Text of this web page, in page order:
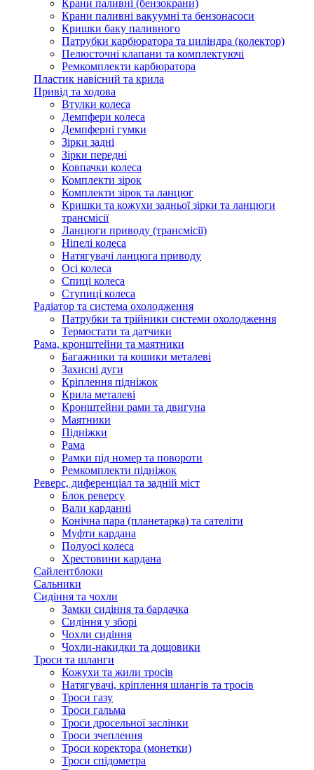
Крани паливні (бензокрани)
Крани паливні вакуумні та бензонасоси
Кришки баку паливного
Патрубки карбюратора та циліндра (колектор)
Пелюсточні клапани та комплектуючі
Ремкомплекти карбюратора
Пластик навісний та крила
Привід та ходова
Втулки колеса
Демпфери колеса
Демпферні гумки
Зірки задні
Зірки передні
Ковпачки колеса
Комплекти зірок
Комплекти зірок та ланцюг
Кришки та кожухи задньої зірки та ланцюги
трансмісії
Ланцюги приводу (трансмісії)
Ніпелі колеса
Натягувачі ланцюга приводу
Осі колеса
Спиці колеса
Ступиці колеса
Радіатор та система охолодження
Патрубки та трійники системи охолодження
Термостати та датчики
Рама, кронштейни та маятники
Багажники та кошики металеві
Захисні дуги
Кріплення підніжок
Крила металеві
Кронштейни рами та двигуна
Маятники
Підніжки
Рама
Рамки під номер та повороти
Ремкомплекти підніжок
Реверс, диференціал та задній міст
Блок реверсу
Вали карданні
Конічна пара (планетарка) та сателіти
Муфти кардана
Полуосі колеса
Хрестовини кардана
Сайлентблоки
Сальники
Сидіння та чохли
Замки сидіння та бардачка
Сидіння у зборі
Чохли сидіння
Чохли-накидки та дощовики
Троси та шланги
Кожухи та жили тросів
Натягувачі, кріплення шлангів та тросів
Троси газу
Троси гальма
Троси дросельної заслінки
Троси зчеплення
Троси коректора (монетки)
Троси спідометра